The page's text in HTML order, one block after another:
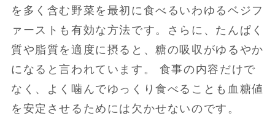
を多く含む野菜を最初に食べるいわゆるベジフ
ァーストも有効な方法です。さらに、たんぱく
質や脂質を適度に摂ると、糖の吸収がゆるやか
になると言われています。 食事の内容だけで
なく、よく噛んでゆっくり食べることも血糖値
を安定させるためには欠かせないのです。